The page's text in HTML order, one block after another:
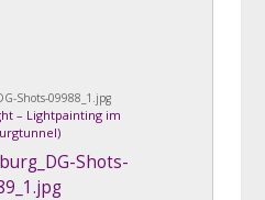
Shots-09988_1.jpg
– Lightpainting im
)